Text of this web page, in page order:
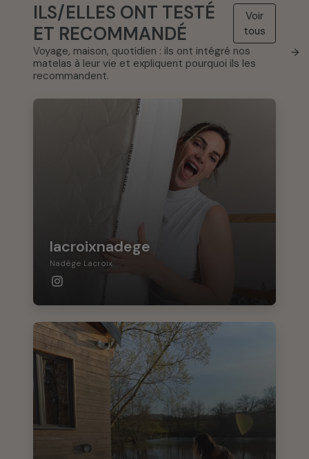
ILS/ELLES ONT TESTÉ
ET RECOMMANDÉ
Voir
tous
→
Voyage, maison, quotidien : ils ont intégré nos
matelas à leur vie et expliquent pourquoi ils les
recommandent.
lacroixnadege
Nadège Lacroix